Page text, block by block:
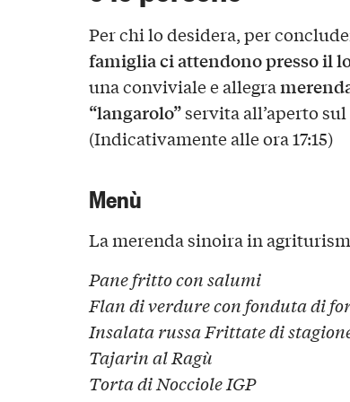
Per chi lo desidera, per
famiglia ci attendono presso il
una conviviale e allegra
“langarolo”servita all’aperto
(Indicativamente alle ora 17:15)
Menù
La merenda sinoira in
Pane fritto con salumi
Flan di verdure con fonduta di
Insalata russa Frittate di
Tajarin al Ragù
Torta di Nocciole IGP